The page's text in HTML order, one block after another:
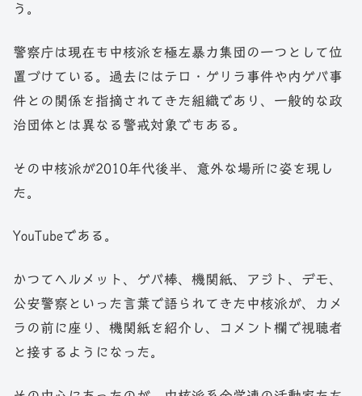
う。
警察庁は現在も中核派を極左暴力集団の一つとして位
置づけている。過去にはテロ・ゲリラ事件や内ゲバ事
件との関係を指摘されてきた組織であり、一般的な政
治団体とは異なる警戒対象でもある。
その中核派が2010年代後半、意外な場所に姿を現し
た。
YouTubeである。
かつてヘルメット、ゲバ棒、機関紙、アジト、デモ、
公安警察といった言葉で語られてきた中核派が、カメ
ラの前に座り、機関紙を紹介し、コメント欄で視聴者
と接するようになった。